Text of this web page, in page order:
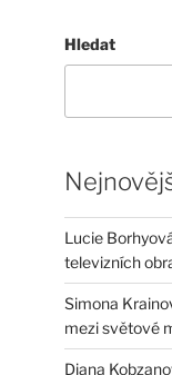
Hledat
Lucie
televizních
Simona
mezi světové
Diana